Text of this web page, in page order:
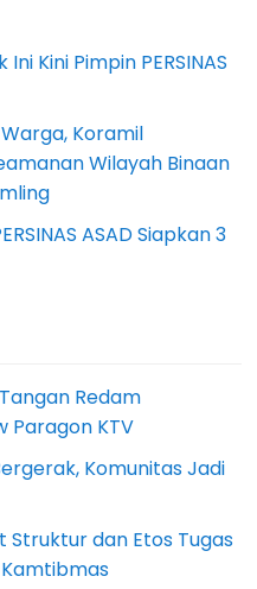
Kini Pimpin PERSINAS
Koramil
Wilayah Binaan
ASAD Siapkan 3
Redam
Paragon KTV
Komunitas Jadi
Struktur dan Etos Tugas